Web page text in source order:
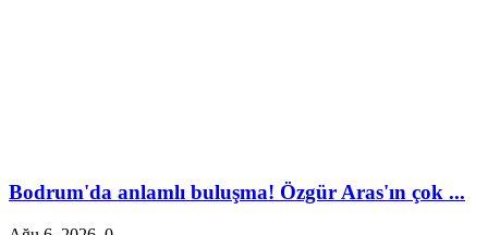
Bodrum'da anlamlı buluşma! Özgür Aras'ın çok ...